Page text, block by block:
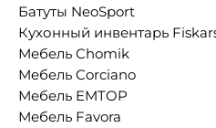
Батуты NeoSport
Кухонный инвентарь
Мебель Chomik
Мебель Corciano
Мебель EMTOP
Мебель Favora